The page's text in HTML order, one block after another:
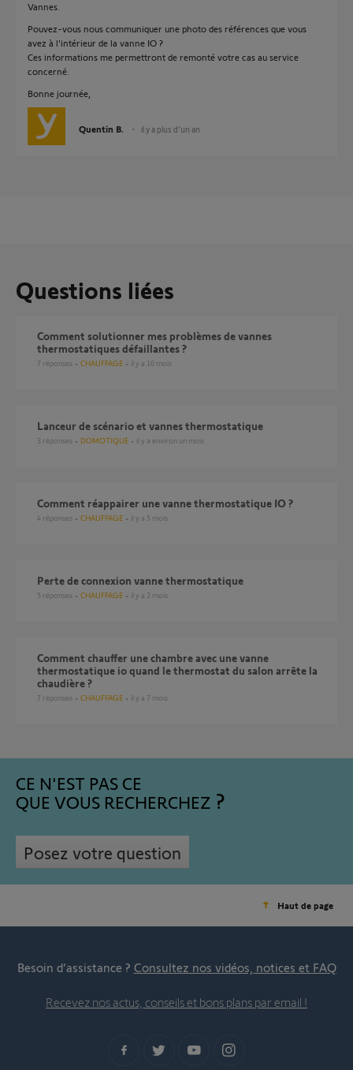
Vannes.
Pouvez-vous nous communiquer une photo des références que vous
avez à l'intérieur de la vanne IO ?
Ces informations me permettront de remonté votre cas au service
concerné.
Bonne journée,
Quentin B. il y a plus d'un an
Questions liées
Comment solutionner mes problèmes de vannes
thermostatiques défaillantes ?
7 réponses CHAUFFAGE il y a 10 mois
Lanceur de scénario et vannes thermostatique
3 réponses DOMOTIQUE il y a environ un mois
Comment réappairer une vanne thermostatique IO ?
4 réponses CHAUFFAGE il y a 5 mois
Perte de connexion vanne thermostatique
5 réponses CHAUFFAGE il y a 2 mois
Comment chauffer une chambre avec une vanne
thermostatique io quand le thermostat du salon arrête la
chaudière ?
7 réponses CHAUFFAGE il y a 7 mois
CE N'EST PAS CE
QUE VOUS RECHERCHEZ
Posez votre question
Haut de page
Besoin d’assistance ? Consultez nos vidéos, notices et FAQ
Recevez nos actus, conseils et bons plans par email !